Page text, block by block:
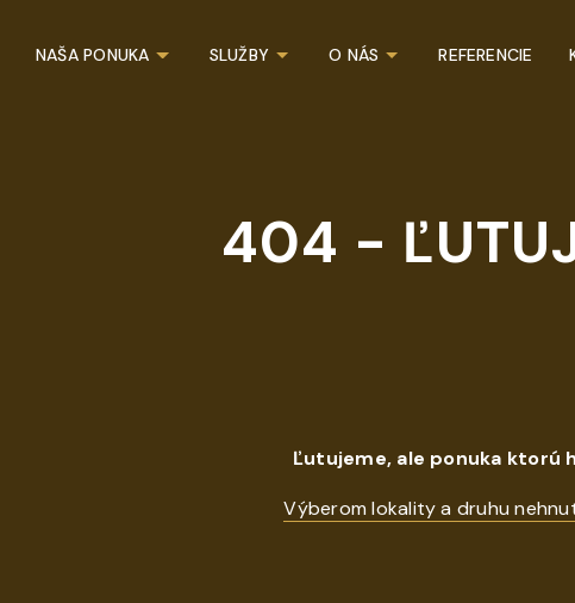
NAŠA PONUKA SLUŽBY O NÁS REFERENCIE
404 -
Ľutujeme, ale ponuka ktorú
Výberom lokality a druhu